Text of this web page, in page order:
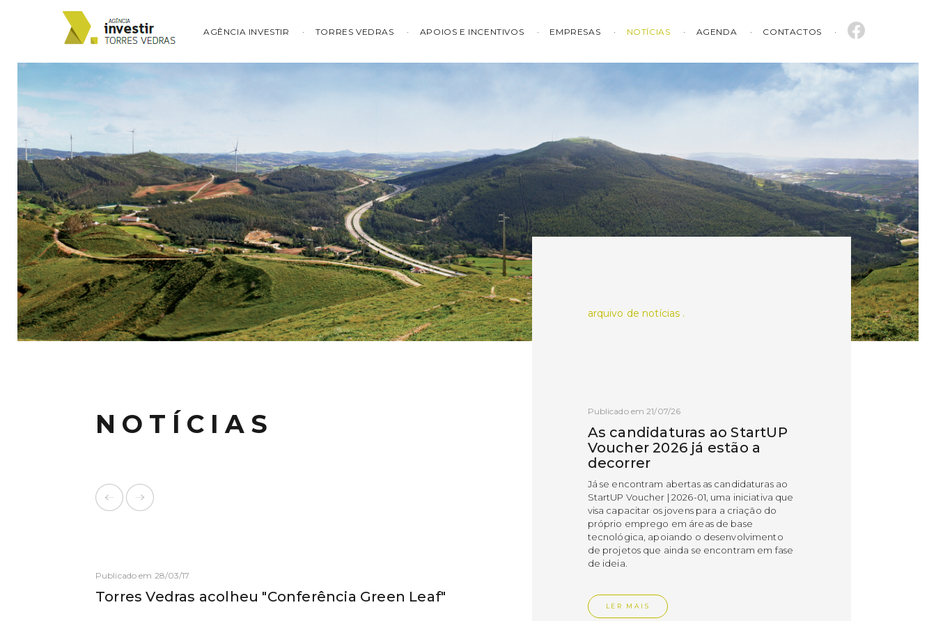
AGÊNCIA INVESTIR TORRES VEDRAS APOIOS E INCENTIVOS EMPRESAS NOTÍCIAS AGENDA CONTACTOS
NOTÍCIAS
Publicado em 28/03/17
Torres Vedras acolheu "Conferência Green Leaf"
arquivo de notícias .
Publicado em 21/07/26
As candidaturas ao StartUP
Voucher 2026 já estão a
decorrer
Já se encontram abertas as candidaturas ao
StartUP Voucher | 2026-01, uma iniciativa que
visa capacitar os jovens para a criação do
próprio emprego em áreas de base
tecnológica, apoiando o desenvolvimento
de projetos que ainda se encontram em fase
de ideia.
LER MAIS